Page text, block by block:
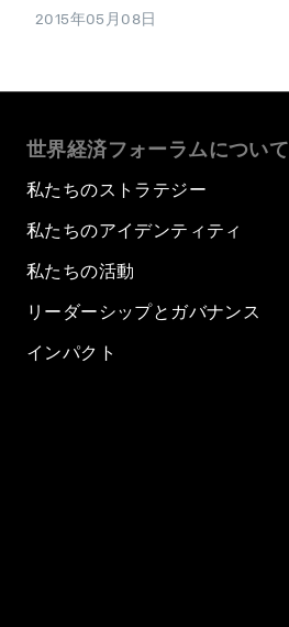
2015年05月08日
世界経済フォーラムについて
私たちのストラテジー
私たちのアイデンティティ
私たちの活動
リーダーシップとガバナンス
インパクト